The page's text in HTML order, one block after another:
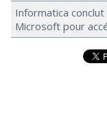
Informatica
Microsoft pour